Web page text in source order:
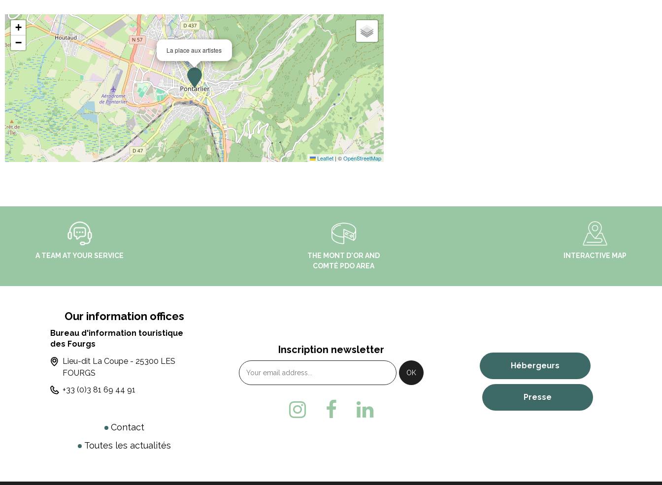
La place aux artistes
+
−
Leaflet |©OpenStreetMap
A TEAM AT YOUR SERVICE
THE MONT D'OR AND
COMTÉ PDO AREA
INTERACTIVE MAP
Our information offices
Bureau d'information touristique
des Fourgs
Lieu-dit La Coupe - 25300 LES
FOURGS
+33 (0)3 81 69 44 91
Contact
Toutes les actualités
Inscription newsletter
Hébergeurs
Presse